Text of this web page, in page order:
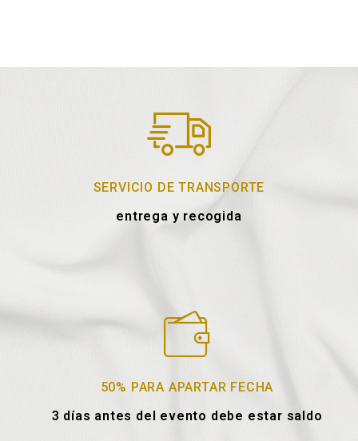
SERVICIO DE TRANSPORTE
entrega y recogida
50% PARA APARTAR FECHA
3 días antes del evento debe estar saldo